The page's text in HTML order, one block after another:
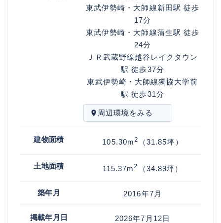
東武伊勢崎・大師線新田駅 徒歩
17分
東武伊勢崎・大師線蒲生駅 徒歩
24分
ＪＲ武蔵野線越谷レイクタウン
駅 徒歩37分
東武伊勢崎・大師線獨協大学前
駅 徒歩31分
周辺環境をみる
建物面積 105.30m 2 （31.85坪）
土地面積 115.37m 2 （34.89坪）
築年月 2016年7月
掲載年月日 2026年7月12日